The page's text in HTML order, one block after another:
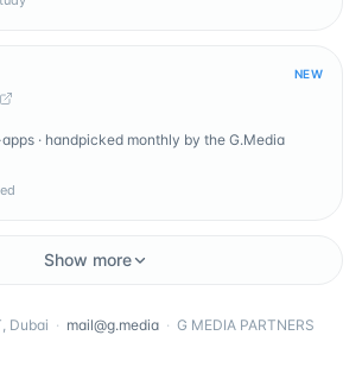
NEW
· handpicked monthly by the G.Media
Show more
Dubai · mail@g.media · G MEDIA PARTNERS